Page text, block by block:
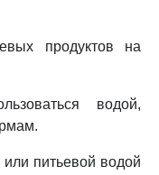
продуктов на
водой,
питьевой водой